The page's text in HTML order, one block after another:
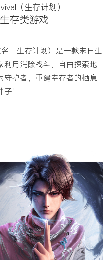
（生存计划）
存类游戏
名：生存计划）是一款末日生
利用消除战斗，自由探索地
守护者，重建幸存者的栖息
！